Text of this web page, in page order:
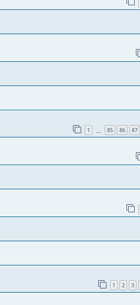
1 85 86 87
1 2 3